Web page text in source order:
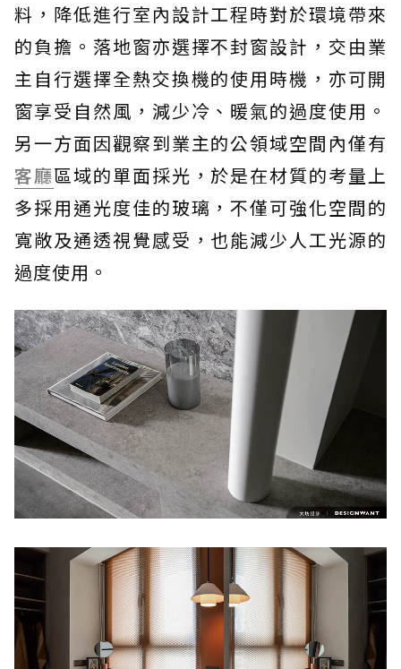
料，降低進行室內設計工程時對於環境帶來
的負擔。落地窗亦選擇不封窗設計，交由業
主自行選擇全熱交換機的使用時機，亦可開
窗享受自然風，減少冷、暖氣的過度使用。
另一方面因觀察到業主的公領域空間內僅有
客廳區域的單面採光，於是在材質的考量上
多採用通光度佳的玻璃，不僅可強化空間的
寬敞及通透視覺感受，也能減少人工光源的
過度使用。